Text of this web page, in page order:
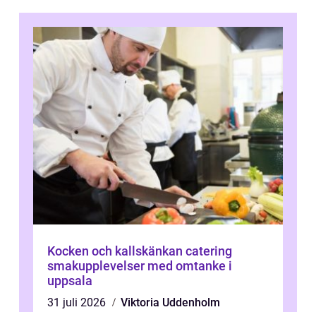
Kocken och kallskänkan catering
smakupplevelser med omtanke i
uppsala
31 juli 2026
Viktoria Uddenholm